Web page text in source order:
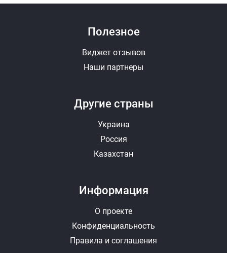
Другие страны
Украина
Россия
Казахстан
Полезное
Виджет отзывов
Наши партнеры
Информация
О проекте
Конфиденциальность
Правила и соглашения